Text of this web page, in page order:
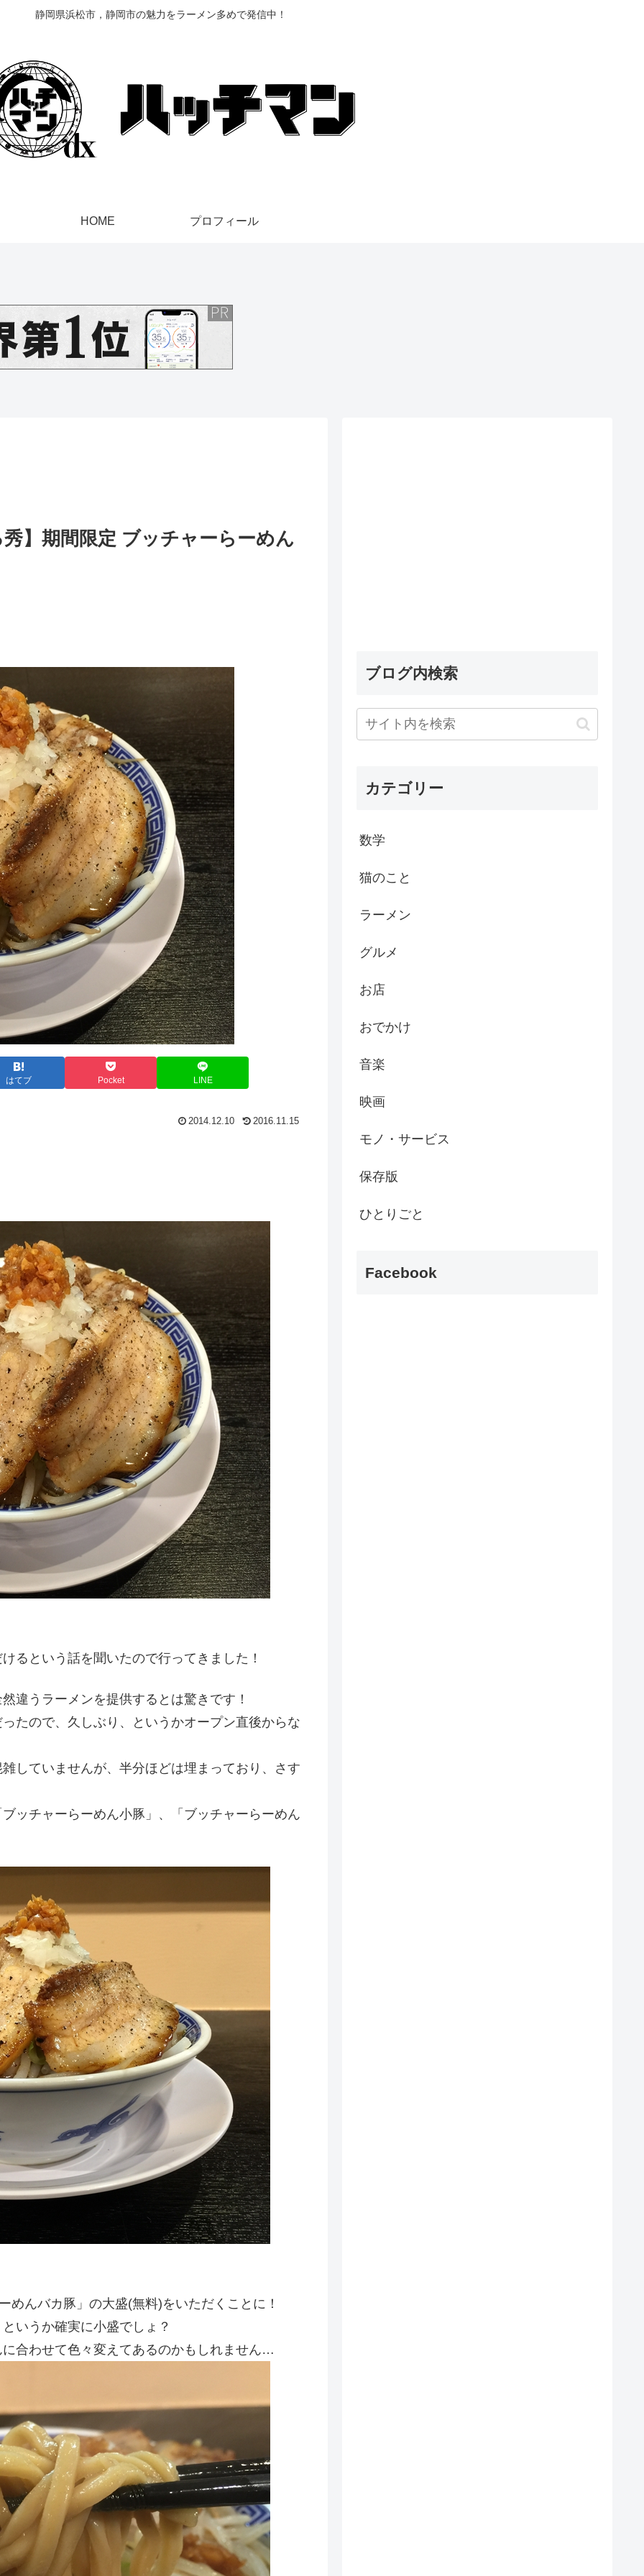
静岡県浜松市，静岡市の魅力をラーメン多めで発信中！
HOME プロフィール
】期間限定 ブッチャーらーめん
はてブ Pocket LINE
2014.12.10 2016.11.15
るという話を聞いたので行ってきました！
違うラーメンを提供するとは驚きです！
たので、久しぶり、というかオープン直後からな
していませんが、半分ほどは埋まっており、さす
ッチャーらーめん小豚」、「ブッチャーらーめん
んバカ豚」の大盛(無料)をいただくことに！
いうか確実に小盛でしょ？
合わせて色々変えてあるのかもしれません…
ブログ内検索
カテゴリー
数学
猫のこと
ラーメン
グルメ
お店
おでかけ
音楽
映画
モノ・サービス
保存版
ひとりごと
Facebook